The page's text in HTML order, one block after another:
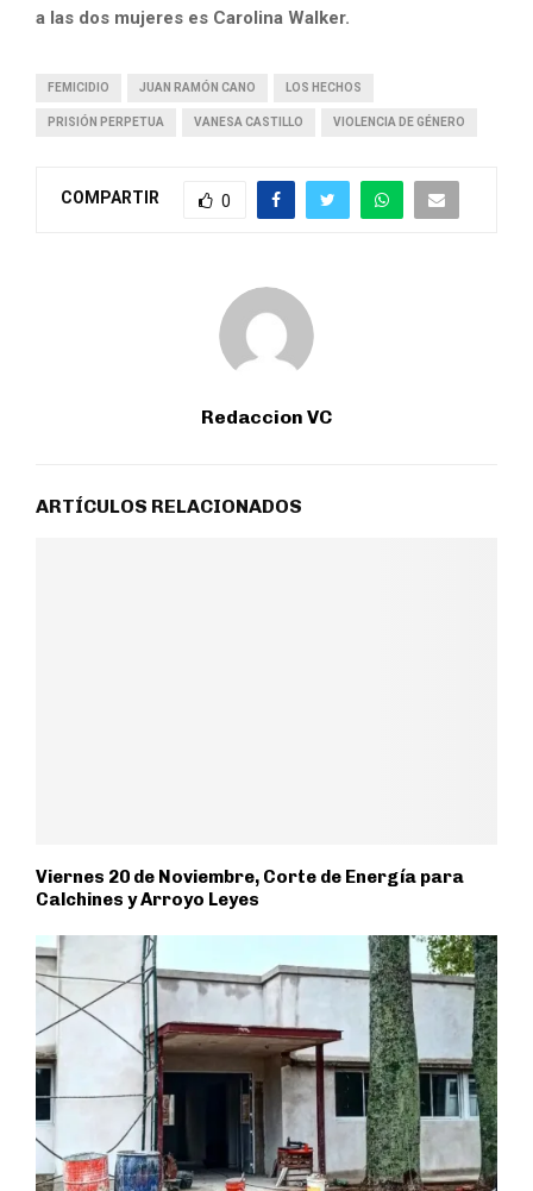
a las dos mujeres es Carolina Walker.
FEMICIDIO JUAN RAMÓN CANO LOS HECHOS
PRISIÓN PERPETUA VANESA CASTILLO VIOLENCIA DE GÉNERO
COMPARTIR 0
Redaccion VC
ARTÍCULOS RELACIONADOS
Viernes 20 de Noviembre, Corte de Energía para
Calchines y Arroyo Leyes